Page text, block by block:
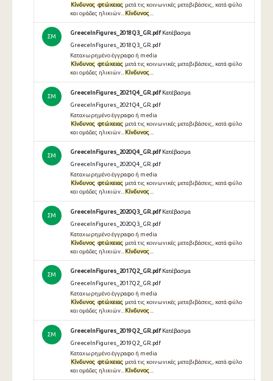
Κίνδυνος φτώχειας μετά τις κοινωνικές μεταβιβάσεις, κατά φύλο
και ομάδες ηλικιών...
Κίνδυνος
ΣΜ
GreeceInFigures_2018Q3_GR.pdf Κατέβασμα
GreeceInFigures_2018Q3_GR.pdf
Καταχωρημένο έγγραφο ή media
Κίνδυνος φτώχειας μετά τις κοινωνικές μεταβιβάσεις, κατά φύλο
και ομάδες ηλικιών... Κίνδυνος...
ΣΜ
GreeceInFigures_2021Q4_GR.pdf Κατέβασμα
GreeceInFigures_2021Q4_GR.pdf
Καταχωρημένο έγγραφο ή media
Κίνδυνος φτώχειας μετά τις κοινωνικές μεταβιβάσεις, κατά φύλο
και ομάδες ηλικιών...
Κίνδυνος
ΣΜ
GreeceInFigures_2020Q4_GR.pdf Κατέβασμα
GreeceInFigures_2020Q4_GR.pdf
Καταχωρημένο έγγραφο ή media
Κίνδυνος φτώχειας μετά τις κοινωνικές μεταβιβάσεις, κατά φύλο
και ομάδες ηλικιών... Κίνδυνος...
ΣΜ
GreeceInFigures_2020Q3_GR.pdf Κατέβασμα
GreeceInFigures_2020Q3_GR.pdf
Καταχωρημένο έγγραφο ή media
Κίνδυνος φτώχειας μετά τις κοινωνικές μεταβιβάσεις, κατά φύλο
και ομάδες ηλικιών...
Κίνδυνος
ΣΜ
GreeceInFigures_2017Q2_GR.pdf Κατέβασμα
GreeceInFigures_2017Q2_GR.pdf
Καταχωρημένο έγγραφο ή media
Κίνδυνος φτώχειας μετά τις κοινωνικές μεταβιβάσεις, κατά φύλο
και ομάδες ηλικιών... Κίνδυνος...
ΣΜ
GreeceInFigures_2019Q2_GR.pdf Κατέβασμα
GreeceInFigures_2019Q2_GR.pdf
Καταχωρημένο έγγραφο ή media
Κίνδυνος φτώχειας μετά τις κοινωνικές μεταβιβάσεις, κατά φύλο
και ομάδες ηλικιών...
Κίνδυνος